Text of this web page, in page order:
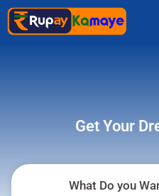
Get Your
What Do you